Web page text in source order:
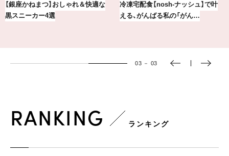
冷凍宅配食【nosh-ナッシュ】で叶
える、がんばる私の「がん…
【8月前半の運勢】12星座別ラッキー
カラー＆開運ジュエリー
01 － 03
RANKING ランキング